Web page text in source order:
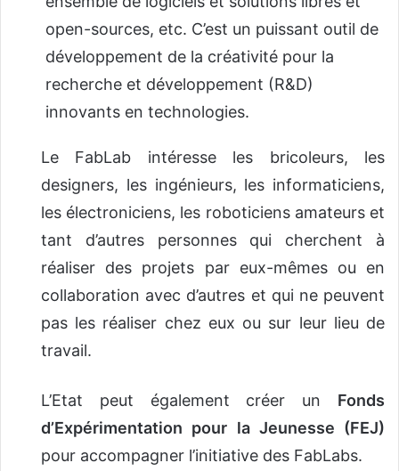
open-sources, etc. C’est un puissant outil de
développement de la créativité pour la
recherche et développement (R&D)
innovants en technologies.
Le FabLab intéresse les bricoleurs, les
designers, les ingénieurs, les informaticiens,
les électroniciens, les roboticiens amateurs et
tant d’autres personnes qui cherchent à
réaliser des projets par eux-mêmes ou en
collaboration avec d’autres et qui ne peuvent
pas les réaliser chez eux ou sur leur lieu de
travail.
L’Etat peut également créer un Fonds
d’Expérimentation pour la Jeunesse (FEJ)
pour accompagner l’initiative des FabLabs.